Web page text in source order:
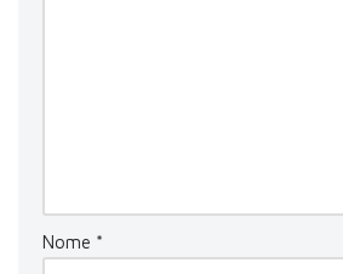
Nome *